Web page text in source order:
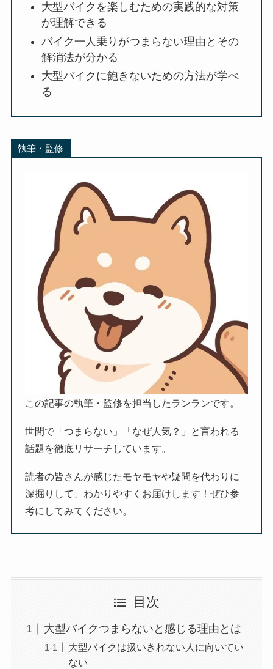
大型バイクを楽しむための実践的な対策
が理解できる
バイク一人乗りがつまらない理由とその
解消法が分かる
大型バイクに飽きないための方法が学べ
る
執筆・監修
この記事の執筆・監修を担当したランランです。
世間で「つまらない」「なぜ人気？」と言われる
話題を徹底リサーチしています。
読者の皆さんが感じたモヤモヤや疑問を代わりに
深掘りして、わかりやすくお届けします！ぜひ参
考にしてみてください。
目次
大型バイクつまらないと感じる理由とは
大型バイクは扱いきれない人に向いてい
ない